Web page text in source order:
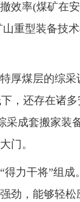
效率(煤矿在
重型装备技
厚煤层的综采
，还存在诸
成套搬家装
门。
力干将”组成
劲，能够轻松